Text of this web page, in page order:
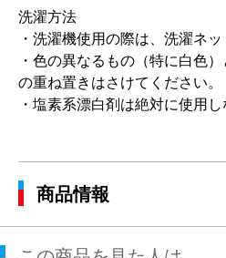
洗濯方法
・洗濯機使用の際は、洗濯ネ
・色の異なるもの（特に白色
の重ね置きはさけてください。
・塩素系漂白剤は絶対に使用し
商品情報